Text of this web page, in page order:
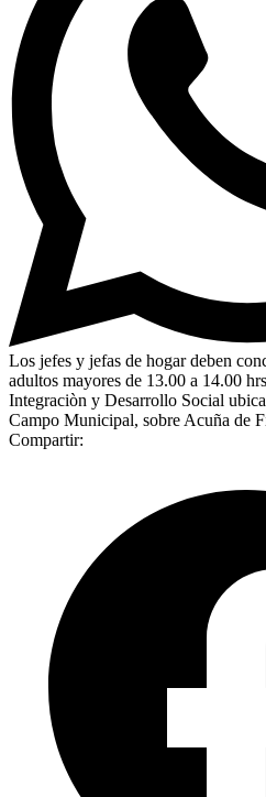
Los jefes y jefas de hogar deben
adultos mayores de 13.00 a 14.00
Integraciòn y Desarrollo Social
Campo Municipal, sobre Acuña de
Compartir: